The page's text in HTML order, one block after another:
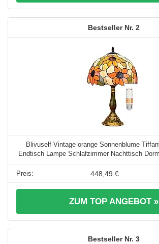
2
Blivuself Vintage orange Sonnenblume
Endtisch Lampe Schlafzimmer Nachttisch
448,49 €
ZUM TOP ANGEBOT »
3